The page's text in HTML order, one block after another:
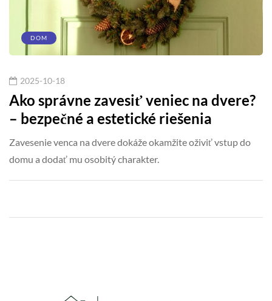
DOM
2025-10-18
Ako správne zavesiť veniec na dvere?
– bezpečné a estetické riešenia
Zavesenie venca na dvere dokáže okamžite oživiť vstup do
domu a dodať mu osobitý charakter.